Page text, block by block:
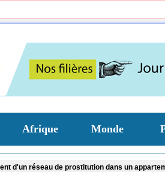
Afrique Monde
de prostitution dans un appartement meublé,